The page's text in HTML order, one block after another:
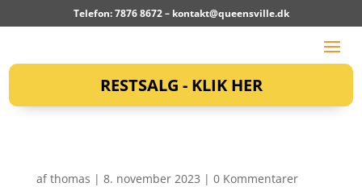
Telefon: 7876 8672 – kontakt@queensville.dk
RESTSALG - KLIK HER
afthomas | 8. november 2023 | 0 Kommentarer